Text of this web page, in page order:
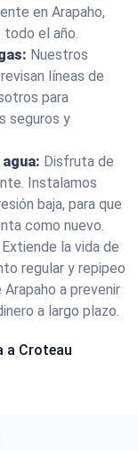
en Arapaho,
el año.
Nuestros
líneas de
para
seguros y
Disfruta de
Instalamos
baja, para que
como nuevo.
Extiende la vida de
regular y repipeo
a prevenir
a largo plazo.
a Croteau